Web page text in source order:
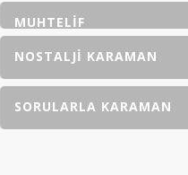
MUHTELIF
NOSTALJI KARAMAN
SORULARLA KARAMAN